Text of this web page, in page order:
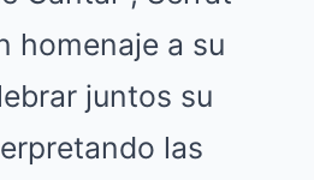
homenaje a su
juntos su
las